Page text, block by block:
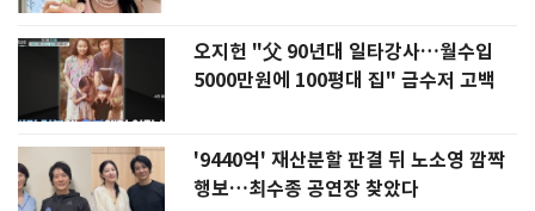
오지헌 "父 90년대 일타강사…월수입
5000만원에 100평대 집" 금수저 고백
'9440억' 재산분할 판결 뒤 노소영 깜짝
행보…최수종 공연장 찾았다